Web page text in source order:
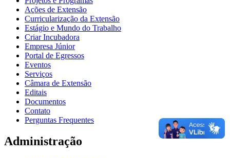
Ações de Extensão
Curricularização da Extensão
Estágio e Mundo do Trabalho
Criar Incubadora
Empresa Júnior
Portal de Egressos
Eventos
Serviços
Câmara de Extensão
Editais
Documentos
Contato
Perguntas Frequentes
Administração